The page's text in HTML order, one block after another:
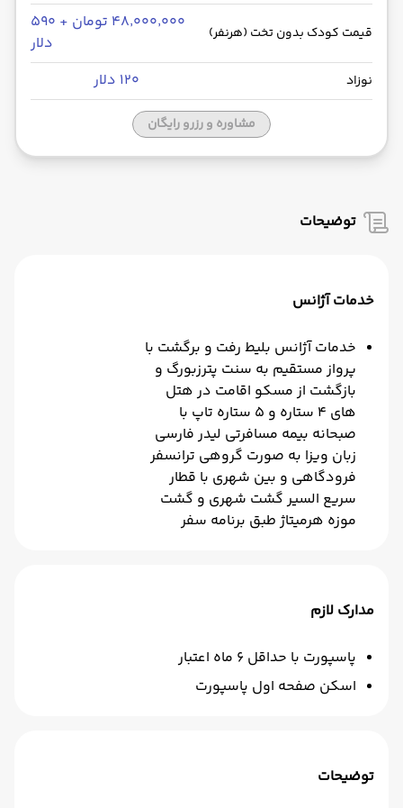
قیمت کودک بدون تخت (هرنفر)
۴۸٬۰۰۰٬۰۰۰ تومان + ۵۹۰
دلار
نوزاد ۱۲۰ دلار
مشاوره و رزرو رایگان
توضیحات
خدمات آژانس
خدمات آژانس بلیط رفت و برگشت با
پرواز مستقیم به سنت پترزبورگ و
بازگشت از مسکو اقامت در هتل
های 4 ستاره و 5 ستاره تاپ با
صبحانه بیمه مسافرتی لیدر فارسی
زبان ویزا به صورت گروهی ترانسفر
فرودگاهی و بین شهری با قطار
سریع السیر گشت شهری و گشت
موزه هرمیتاژ طبق برنامه سفر
مدارک لازم
پاسپورت با حداقل 6 ماه اعتبار
اسکن صفحه اول پاسپورت
توضیحات